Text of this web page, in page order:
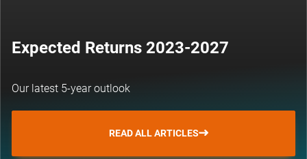
Expected Returns 2023-2027
Our latest 5-year outlook
READ ALL ARTICLES